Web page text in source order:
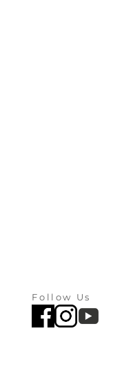
Follow Us